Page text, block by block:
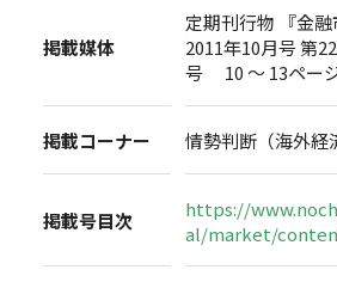
掲載媒体
定期刊行物 『金融
2011年10月号 第
号 10 ～ 13ペー
掲載コーナー 情勢判断（海外経
掲載号目次
https://
al/market/